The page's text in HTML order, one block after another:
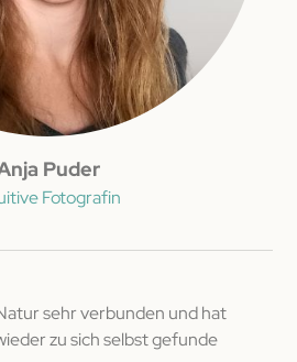
Puder
Fotografin
sehr verbunden und hat
zu sich selbst gefunde